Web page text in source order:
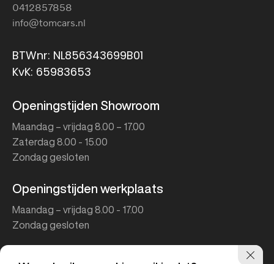
0412857858
info@tomcars.nl
BTWnr: NL856343699B01
KvK: 65983653
Openingstijden Showroom
Maandag – vrijdag 8.00 – 17.00
Zaterdag 8.00 - 15.00
Zondag gesloten
Openingstijden werkplaats
Maandag – vrijdag 8.00 - 17.00
Zondag gesloten